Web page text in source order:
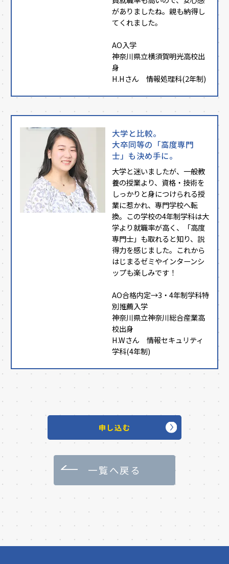
がありましたね。親も納得し
てくれました。
AO入学
神奈川県立横須賀明光高校出
身
H.Hさん 情報処理科(2年制)
大学と比較。
大卒同等の「高度専門
士」も決め手に。
大学と迷いましたが、一般教
養の授業より、資格・技術を
しっかりと身につけられる授
業に惹かれ、専門学校へ転
換。この学校の4年制学科は大
学より就職率が高く、「高度
専門士」も取れると知り、説
得力を感じました。これから
はじまるゼミやインターンシ
ップも楽しみです！
AO合格内定→3・4年制学科特
別推薦入学
神奈川県立神奈川総合産業高
校出身
H.Wさん 情報セキュリティ
学科(4年制)
申し込む
一覧へ戻る